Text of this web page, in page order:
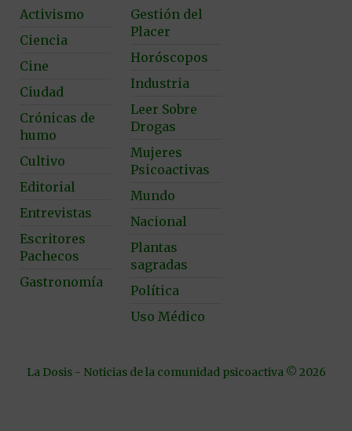
Activismo
Ciencia
Cine
Ciudad
Crónicas de
humo
Cultivo
Editorial
Entrevistas
Escritores
Pachecos
Gastronomía
Gestión del
Placer
Horóscopos
Industria
Leer Sobre
Drogas
Mujeres
Psicoactivas
Mundo
Nacional
Plantas
sagradas
Política
Uso Médico
La Dosis - Noticias de la comunidad psicoactiva © 2026